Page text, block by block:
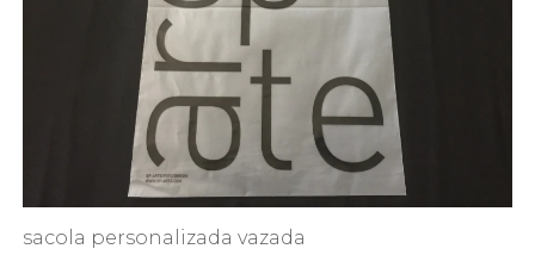
sacola personalizada vazada